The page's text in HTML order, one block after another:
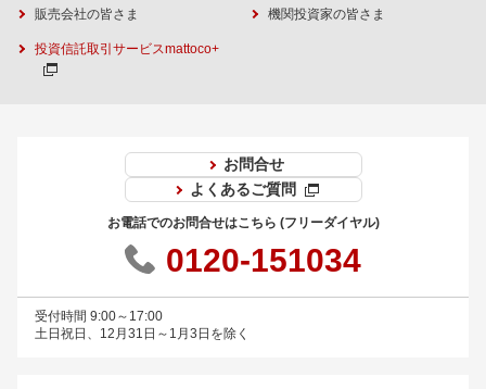
販売会社の皆さま 機関投資家の皆さま
投資信託取引サービスmattoco+
お問合せ
よくあるご質問
お電話でのお問合せはこちら (フリーダイヤル)
0120-151034
受付時間 9:00～17:00
土日祝日、12月31日～1月3日を除く